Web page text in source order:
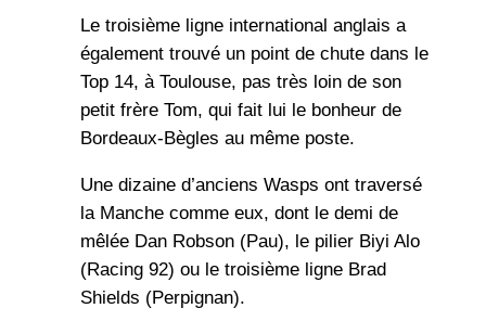
Le troisième ligne international anglais a
également trouvé un point de chute dans le
Top 14, à Toulouse, pas très loin de son
petit frère Tom, qui fait lui le bonheur de
Bordeaux-Bègles au même poste.
Une dizaine d’anciens Wasps ont traversé
la Manche comme eux, dont le demi de
mêlée Dan Robson (Pau), le pilier Biyi Alo
(Racing 92) ou le troisième ligne Brad
Shields (Perpignan).